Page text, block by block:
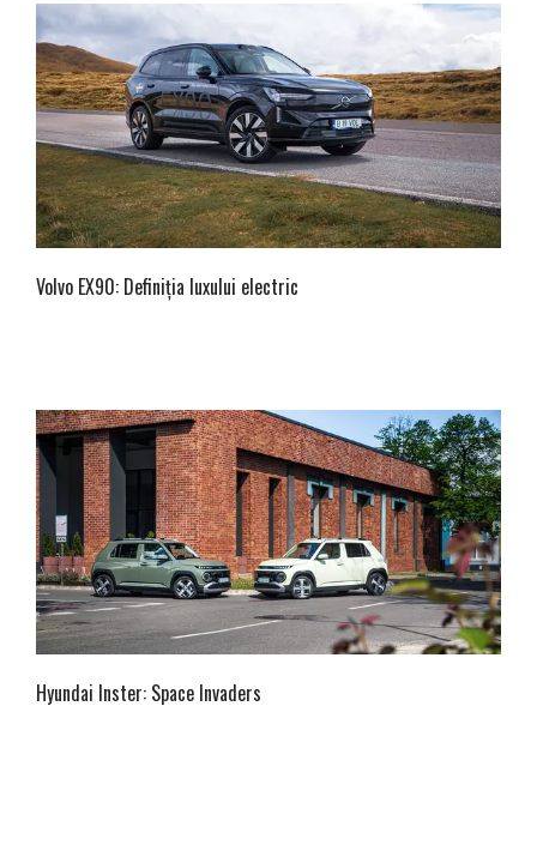
Volvo EX90: Definiția luxului electric
Hyundai Inster: Space Invaders